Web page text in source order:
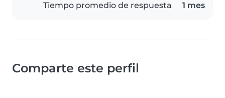
Tiempo promedio de respuesta 1 mes
Comparte este perfil